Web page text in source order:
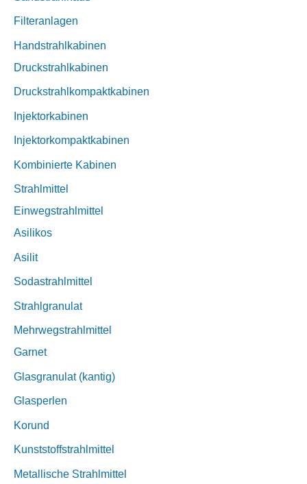
Filteranlagen
Handstrahlkabinen
Druckstrahlkabinen
Druckstrahlkompaktkabinen
Injektorkabinen
Injektorkompaktkabinen
Kombinierte Kabinen
Strahlmittel
Einwegstrahlmittel
Asilikos
Asilit
Sodastrahlmittel
Strahlgranulat
Mehrwegstrahlmittel
Garnet
Glasgranulat (kantig)
Glasperlen
Korund
Kunststoffstrahlmittel
Metallische Strahlmittel